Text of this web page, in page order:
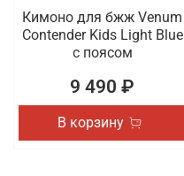
Кимоно для бжж Venum
Contender Kids Light Blue
с поясом
9 490 ₽
В корзину